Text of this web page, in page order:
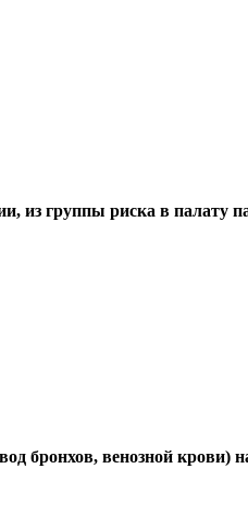
из группы риска в палату
бронхов, венозной